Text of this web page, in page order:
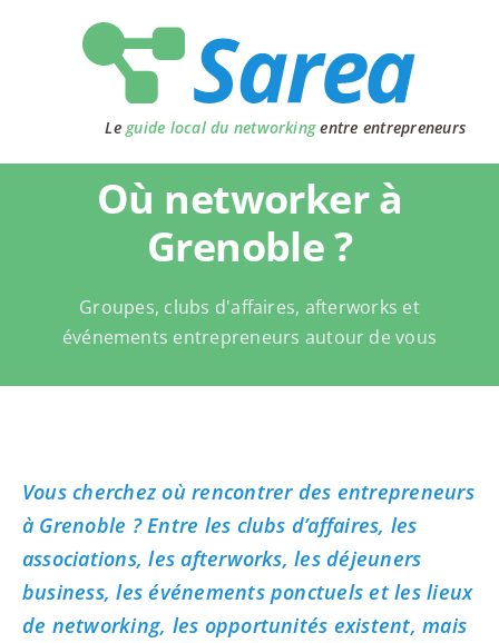
Le guide local du networkingentre entrepreneurs
Où networker à
Grenoble ?
Groupes, clubs d'affaires, afterworks et
événements entrepreneurs autour de vous
Vous cherchez où rencontrer des entrepreneurs
à Grenoble ? Entre les clubs d’affaires, les
associations, les afterworks, les déjeuners
business, les événements ponctuels et les lieux
de networking, les opportunités existent, mais